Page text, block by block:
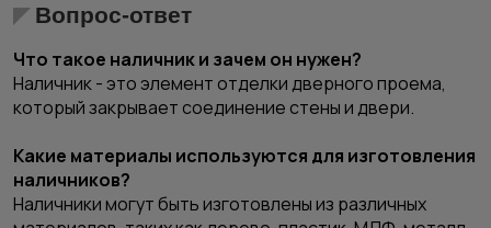
Вопрос-ответ
Что такое наличник и зачем он нужен?
Наличник - это элемент отделки дверного проема,
который закрывает соединение стены и двери.
Какие материалы используются для изготовления
наличников?
Наличники могут быть изготовлены из различных